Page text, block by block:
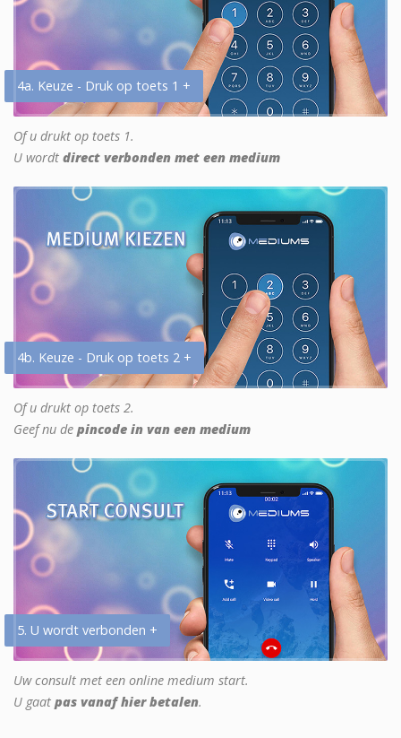
4a. Keuze - Druk op toets 1 +
Of u drukt op toets 1.
U wordt direct verbonden met een medium
4b. Keuze - Druk op toets 2 +
Of u drukt op toets 2.
Geef nu de pincode in van een medium
5. U wordt verbonden +
Uw consult met een online medium start.
U gaat pas vanaf hier betalen.